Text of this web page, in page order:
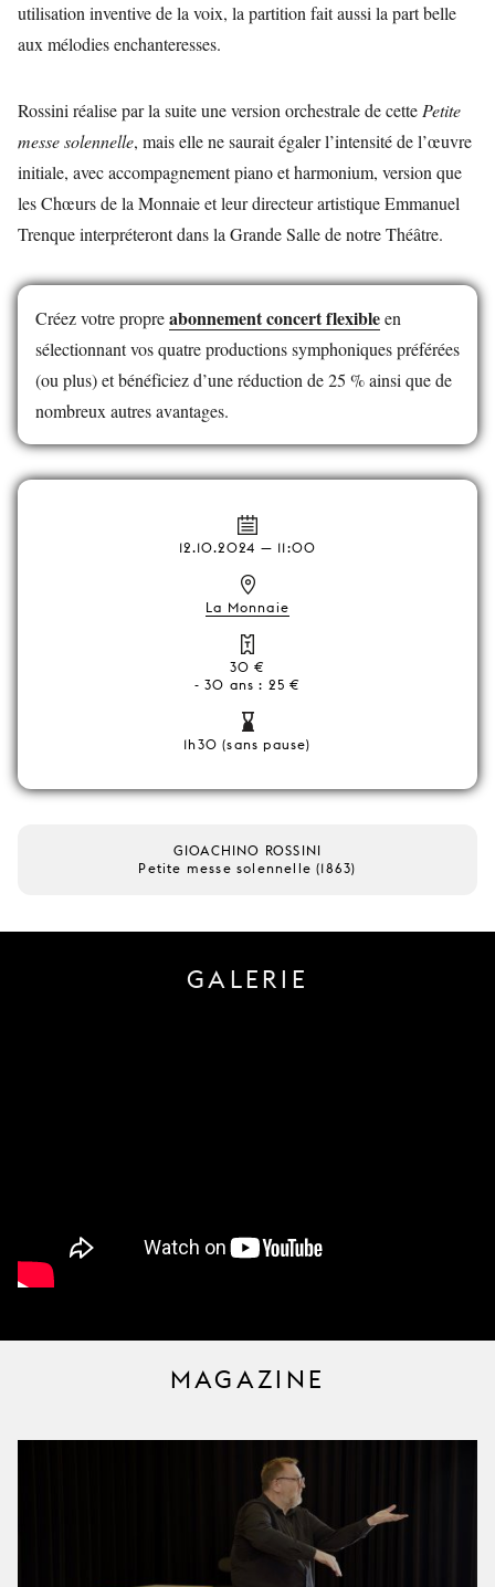
utilisation inventive de la voix, la partition fait aussi la part belle
aux mélodies enchanteresses.
Rossini réalise par la suite une version orchestrale de cette Petite
messe solennelle, mais elle ne saurait égaler l’intensité de l’œuvre
initiale, avec accompagnement piano et harmonium, version que
les Chœurs de la Monnaie et leur directeur artistique Emmanuel
Trenque interpréteront dans la Grande Salle de notre Théâtre.
Créez votre propreabonnement concert flexibleen
sélectionnant vos quatre productions symphoniques préférées
(ou plus) et bénéficiez d’une réduction de 25 % ainsi que de
nombreux autres avantages.
12.10.2024 — 11:00
La Monnaie
30 €
- 30 ans : 25 €
1h30 (sans pause)
GIOACHINO ROSSINI
Petite messe solennelle (1863)
GALERIE
MAGAZINE